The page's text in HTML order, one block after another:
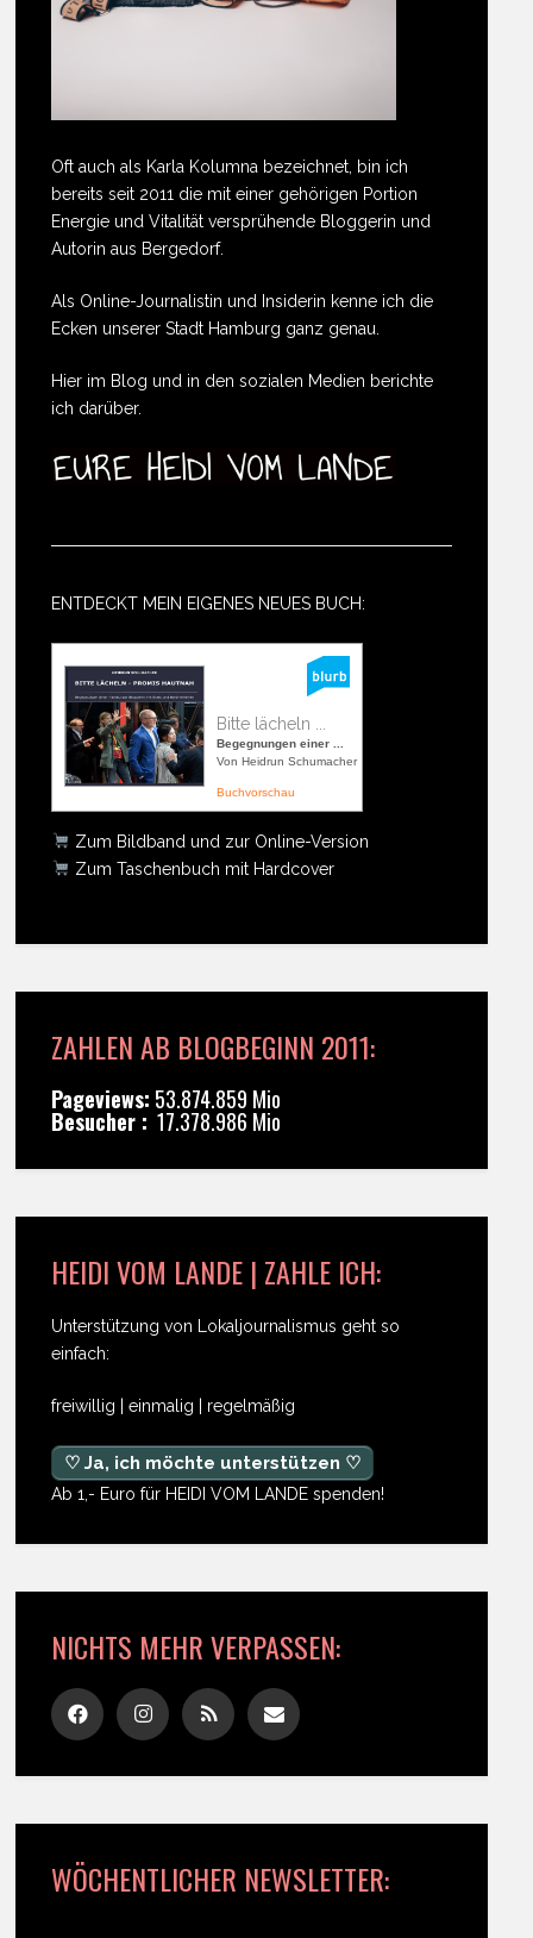
Oft auch als Karla Kolumna bezeichnet, bin ich
bereits seit 2011 die mit einer gehörigen Portion
Energie und Vitalität versprühende Bloggerin und
Autorin aus Bergedorf.
Als Online-Journalistin und Insiderin kenne ich die
Ecken unserer Stadt Hamburg ganz genau.
Hier im Blog und in den sozialen Medien berichte
ich darüber.
ENTDECKT MEIN EIGENES NEUES BUCH:
Bitte lächeln ...
Begegnungen einer ...
Von Heidrun Schumacher
Buchvorschau
Zum Bildband und zur Online-Version
Zum Taschenbuch mit Hardcover
ZAHLEN AB BLOGBEGINN 2011:
Pageviews: 53.874.859 Mio
Besucher : 17.378.986 Mio
HEIDI VOM LANDE | ZAHLE ICH:
Unterstützung von Lokaljournalismus geht so
einfach:
freiwillig | einmalig | regelmäßig
♡ Ja, ich möchte unterstützen ♡
Ab 1,- Euro für HEIDI VOM LANDE spenden!
NICHTS MEHR VERPASSEN:
WÖCHENTLICHER NEWSLETTER: